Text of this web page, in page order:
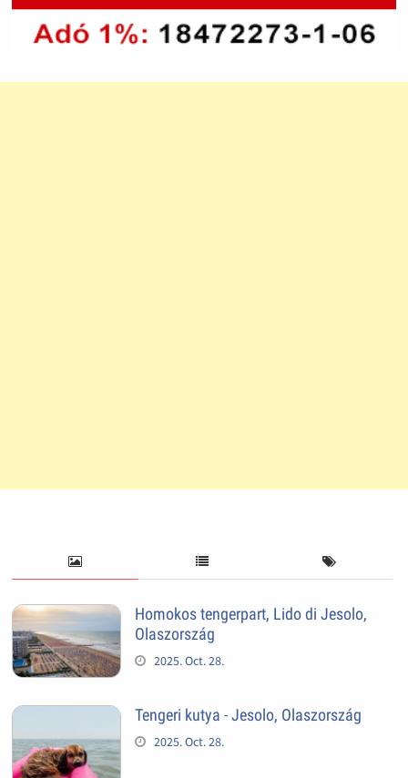
Homokos tengerpart, Lido di Jesolo,
Olaszország
2025. Oct. 28.
Tengeri kutya - Jesolo, Olaszország
2025. Oct. 28.